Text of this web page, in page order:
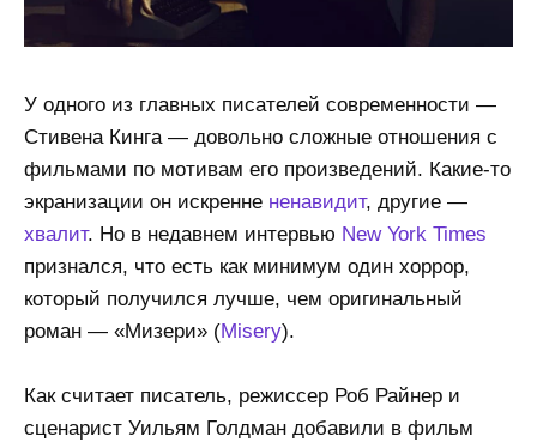
У одного из главных писателей современности —
Стивена Кинга — довольно сложные отношения с
фильмами по мотивам его произведений. Какие-то
экранизации он искренне ненавидит, другие —
хвалит. Но в недавнем интервью New York Times
признался, что есть как минимум один хоррор,
который получился лучше, чем оригинальный
роман — «Мизери» (Misery).
Как считает писатель, режиссер Роб Райнер и
сценарист Уильям Голдман добавили в фильм